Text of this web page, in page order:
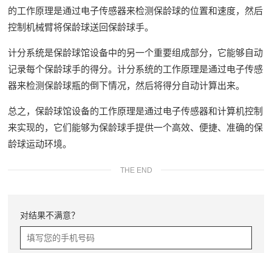
的工作原理是通过电子传感器来检测保龄球的位置和速度，然后
控制机械臂将保龄球送回保龄球手。
计分系统是保龄球馆设备中的另一个重要组成部分，它能够自动
记录每个保龄球手的得分。计分系统的工作原理是通过电子传感
器来检测保龄球瓶的倒下情况，然后将得分自动计算出来。
总之，保龄球馆设备的工作原理是通过电子传感器和计算机控制
来实现的，它们能够为保龄球手提供一个高效、便捷、准确的保
龄球运动环境。
THE END
对结果不满意？